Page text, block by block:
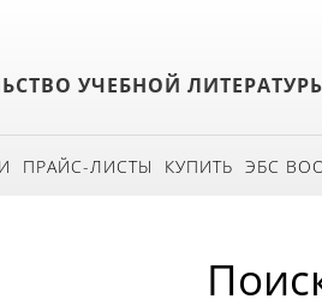
УЧЕБНОЙ
ПРАЙС-ЛИСТЫ КУПИТЬ ЭБС